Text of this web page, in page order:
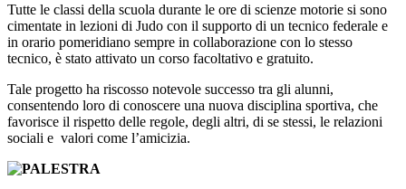
Tutte le classi della scuola durante le ore di scienze motorie si sono
cimentate in lezioni di Judo con il supporto di un tecnico federale e
in orario pomeridiano sempre in collaborazione con lo stesso
tecnico, è stato attivato un corso facoltativo e gratuito.
Tale progetto ha riscosso notevole successo tra gli alunni,
consentendo loro di conoscere una nuova disciplina sportiva, che
favorisce il rispetto delle regole, degli altri, di se stessi, le relazioni
sociali e valori come l’amicizia.